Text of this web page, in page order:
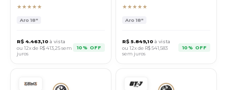
★★★★★
Aro18"
R$ 4.463,10 à vista
ou 12x de R$413,25sem
juros
10% OFF
★★★★★
Aro18"
R$ 5.849,10 à vista
ou 12x de R$541,583
sem juros
10% OFF